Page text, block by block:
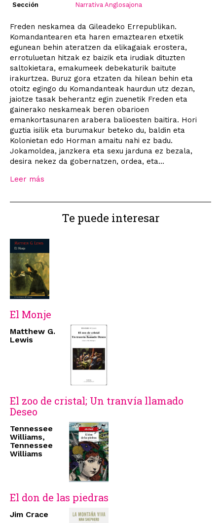
Sección
Narrativa Anglosajona
Freden neskamea da Gileadeko Errepublikan.
Komandantearen eta haren emaztearen etxetik
egunean behin ateratzen da elikagaiak erostera,
errotuluetan hitzak ez baizik eta irudiak dituzten
saltokietara, emakumeek debekaturik baitute
irakurtzea. Buruz gora etzaten da hilean behin eta
otoitz egingo du Komandanteak haurdun utz dezan,
jaiotze tasak beherantz egin zuenetik Freden eta
gainerako neskameak beren obarioen
emankortasunaren arabera balioesten baitira. Hori
guztia isilik eta burumakur beteko du, baldin eta
Kolonietan edo Horman amaitu nahi ez badu.
Jokamoldea, janzkera eta sexu jarduna ez bezala,
desira nekez da gobernatzen, ordea, eta...
Leer más
Te puede interesar
El Monje
Matthew G.
Lewis
El zoo de cristal; Un tranvía llamado
Deseo
Tennessee
Williams,
Tennessee
Williams
El don de las piedras
Jim Crace